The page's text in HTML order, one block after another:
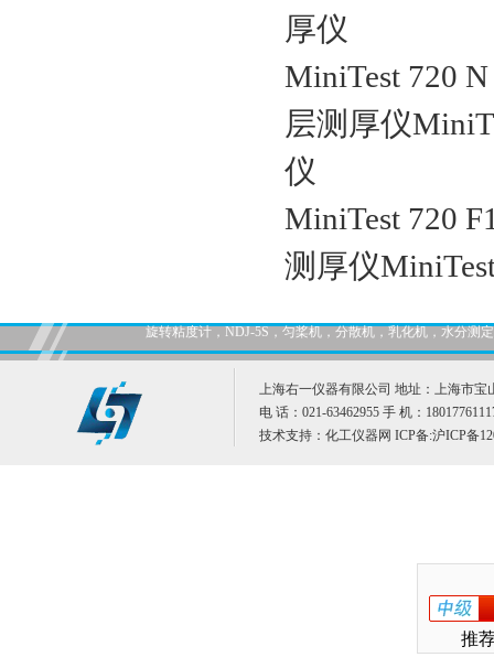
厚仪
MiniTest 720
层测厚仪
仪
MiniTest 720
测厚仪
旋转粘度计，NDJ-5S，匀桨机，分散机，乳化机，水分测
上海右一仪器有限公司 地址：上海市宝
电 话：021-63462955 手 机：
技术支持： 化工仪器网 ICP备:沪ICP备
推